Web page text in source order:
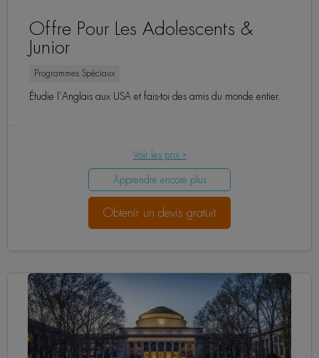
Offre Pour Les Adolescents &
Junior
Programmes Spéciaux
Étudie l’Anglais aux USA et fais-toi des amis du monde entier.
Voir les prix »
Apprendre encore plus
Obtenir un devis gratuit